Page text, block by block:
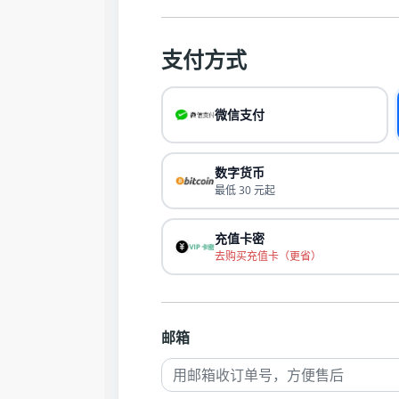
支付方式
微信支付
数字货币
最低 30 元起
充值卡密
去购买充值卡（更省）
邮箱